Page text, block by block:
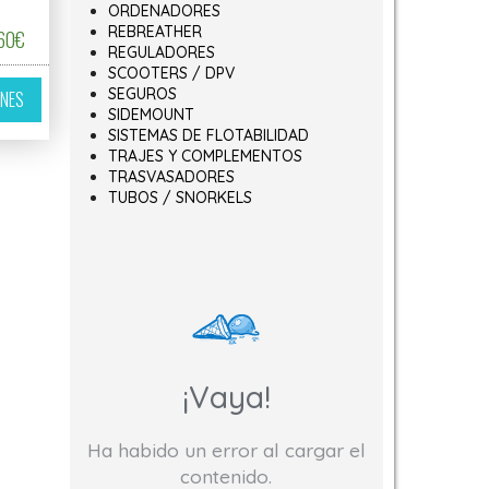
en la página de producto
hasta 1.679,70€
Las opciones se pueden elegir en la página de producto
€Rango de precios: desde 1.596,00€ hasta 1.774,60€
Este producto tiene múltiples variantes. Las opciones se pueden
ORDENADORES
REBREATHER
REGULADORES
SCOOTERS / DPV
SEGUROS
SIDEMOUNT
SISTEMAS DE FLOTABILIDAD
TRAJES Y COMPLEMENTOS
TRASVASADORES
TUBOS / SNORKELS
¡Vaya!
Ha habido un error al cargar el
contenido.